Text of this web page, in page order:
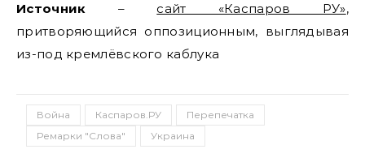
Источник – сайт «Каспаров РУ»,
притворяющийся оппозиционным, выглядывая
из-под кремлёвского каблука
Война Каспаров.РУ
Перепечатка
Ремарки "Слова"
Украина